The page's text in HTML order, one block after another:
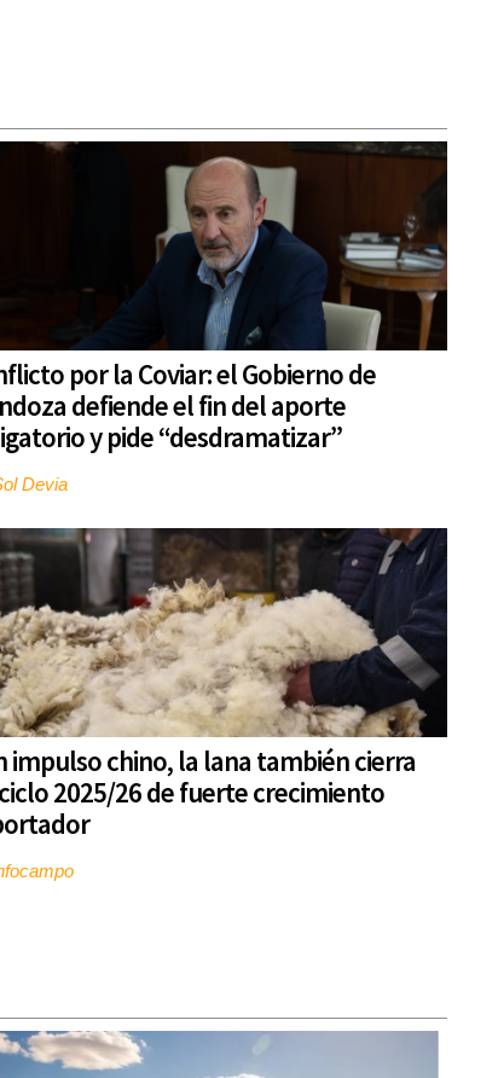
por la Coviar: el Gobierno de
defiende el fin del aporte
y pide “desdramatizar”
Devia
impulso chino, la lana también cierra
2025/26 de fuerte crecimiento